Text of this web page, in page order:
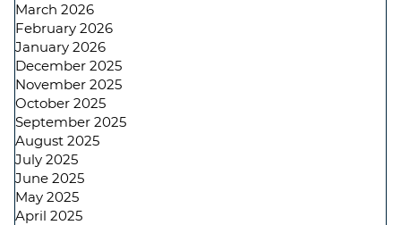
March 2026
February 2026
January 2026
December 2025
November 2025
October 2025
September 2025
August 2025
July 2025
June 2025
May 2025
April 2025